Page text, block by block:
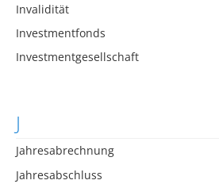
Invalidität
Investmentfonds
Investmentgesellschaft
J
Jahresabrechnung
Jahresabschluss